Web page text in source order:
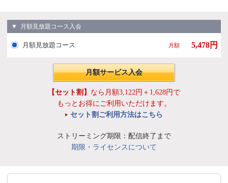
▼ 月額見放題コース入会
月額見放題コース 月額 5,478円
月額サービス入会
【セット割】 なら月額3,122円＋1,628円で
もっとお得にご利用いただけます。
セット割ご利用方法はこちら
ストリーミング期限：配信終了まで
期限・ライセンスについて